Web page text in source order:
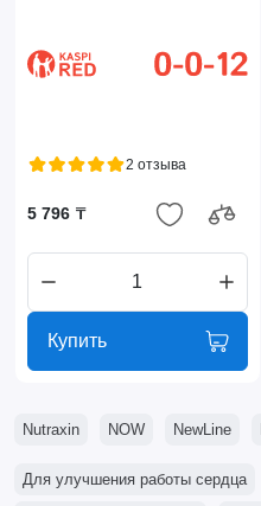
2 отзыва
5 796 ₸
Купить
Nutraxin NOW NewLine
Для улучшения работы сердца